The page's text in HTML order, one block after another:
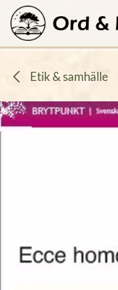
Hoppa till innehåll
Etik & samhälle